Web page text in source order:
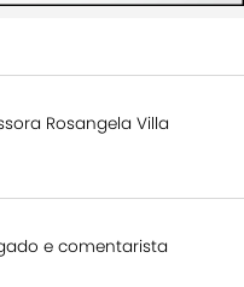
Rosangela Villa
e comentarista